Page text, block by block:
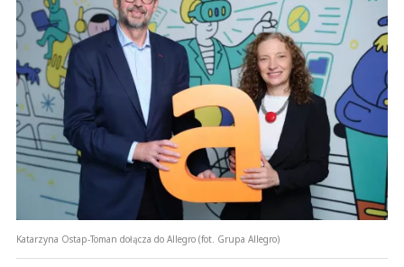
Katarzyna Ostap-Toman dołącza do Allegro (fot. Grupa Allegro)